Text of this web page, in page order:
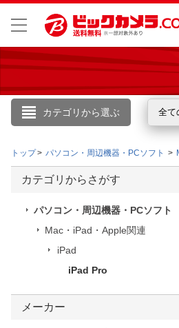
カテゴリから選ぶ 全て
こんにちは
ログイ
閲覧履歴
トップ パソコン・周辺機器・PCソフト
カテゴリからさがす
パソコン・周辺機器・PCソフト
Mac・iPad・Apple関連
iPad
iPad Pro
メーカー